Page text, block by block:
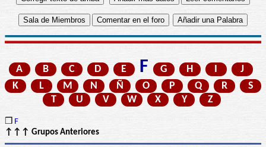
A B C D E F G H I
J
K
L M N Ñ O P Q R
S
T
U V W X Y Z
❒ F
↑↑↑ Grupos Anteriores